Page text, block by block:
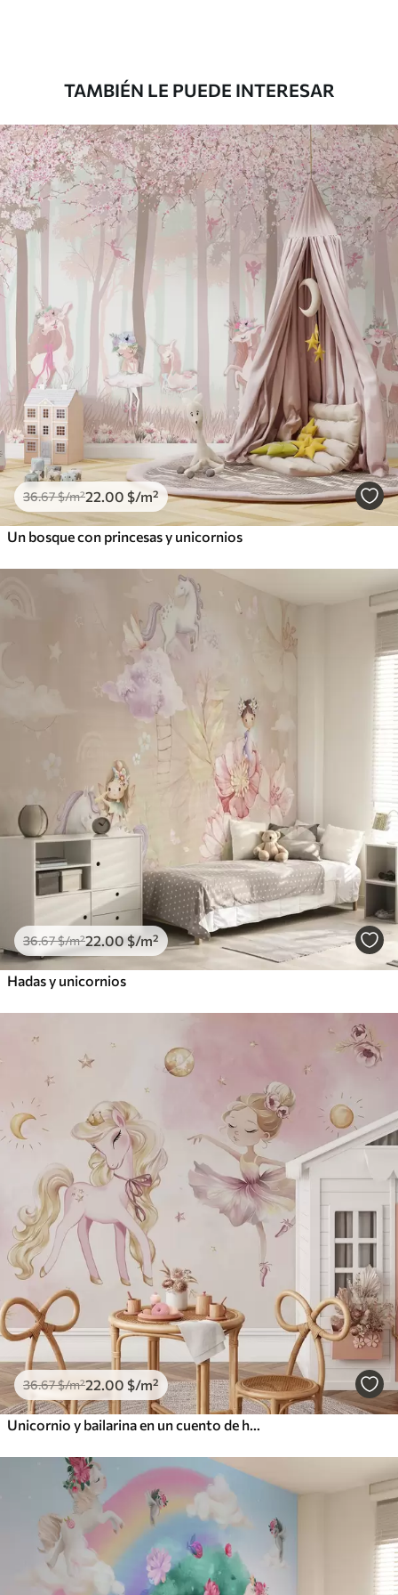
Vinilo Premium
48.3329.00$/m²
TAMBIÉN LE PUEDE INTERESAR
36.67$/m²22 .00 $/m²
Un bosque con princesas y unicornios
36.67$/m²22.00 $/m²
Hadas y unicornios
36.67$/m²22 .00 $/m²